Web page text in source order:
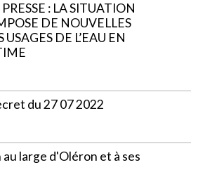
: LA SITUATION
DE NOUVELLES
DE L’EAU EN
du 27 07 2022
large d'Oléron et à ses